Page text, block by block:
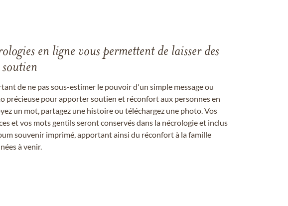
en ligne vous permettent de laisser des
soutien
de ne pas sous-estimer le pouvoir d'un simple message ou
précieuse pour apporter soutien et réconfort aux personnes en
un mot, partagez une histoire ou téléchargez une photo. Vos
et vos mots gentils seront conservés dans la nécrologie et inclus
souvenir imprimé, apportant ainsi du réconfort à la famille
à venir.